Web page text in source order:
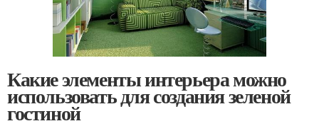
Какие элементы интерьера можно
использовать для создания зеленой
гостиной